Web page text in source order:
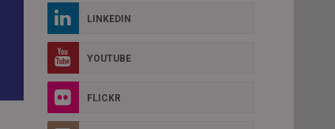
LINKEDIN
YOUTUBE
FLICKR